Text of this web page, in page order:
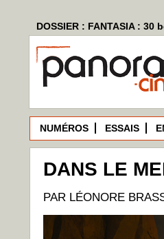
DOSSIER : FANTASIA :
NUMÉROS ESSAIS
DANS LE
PAR LÉONORE